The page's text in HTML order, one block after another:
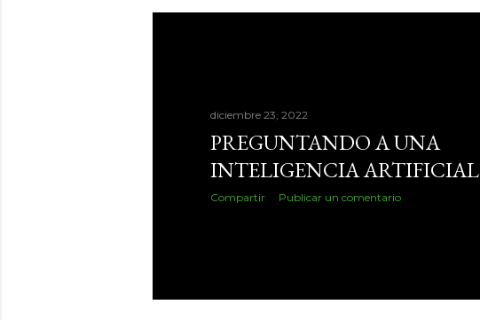
diciembre 23, 2022
PREGUNTANDO A UNA
INTELIGENCIA ARTIFICIAL
Compartir Publicar un comentario